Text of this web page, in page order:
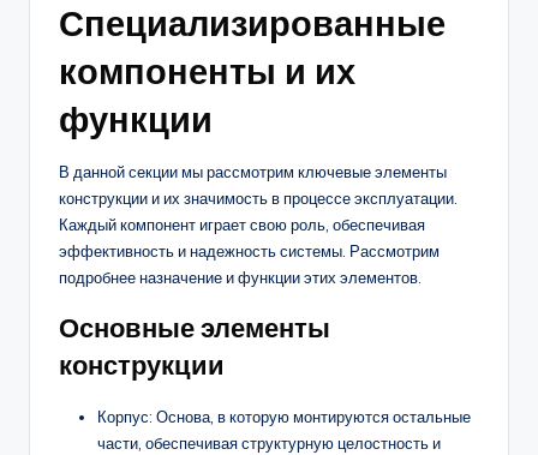
Специализированные
компоненты и их
функции
В данной секции мы рассмотрим ключевые элементы
конструкции и их значимость в процессе эксплуатации.
Каждый компонент играет свою роль, обеспечивая
эффективность и надежность системы. Рассмотрим
подробнее назначение и функции этих элементов.
Основные элементы
конструкции
Корпус: Основа, в которую монтируются остальные
части, обеспечивая структурную целостность и